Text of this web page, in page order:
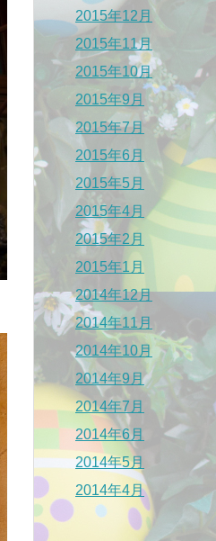
2015年12月
2015年11月
2015年10月
2015年9月
2015年7月
2015年6月
2015年5月
2015年4月
2015年2月
2015年1月
2014年12月
2014年11月
2014年10月
2014年9月
2014年7月
2014年6月
2014年5月
2014年4月